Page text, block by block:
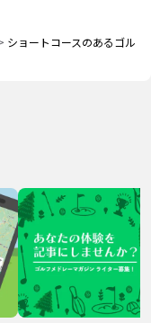
ショートコースのあるゴル